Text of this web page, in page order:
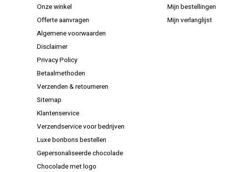
Onze winkel
Offerte aanvragen
Algemene voorwaarden
Disclaimer
Privacy Policy
Betaalmethoden
Verzenden & retourneren
Sitemap
Klantenservice
Verzendservice voor bedrijven
Luxe bonbons bestellen
Gepersonaliseerde chocolade
Chocolade met logo
Mijn bestellingen
Mijn verlanglijst